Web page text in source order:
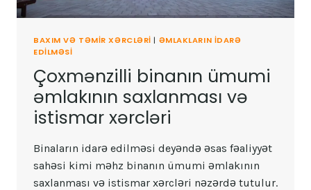
BAXIM VƏ TƏMIR XƏRCLƏRI | ƏMLAKLARIN IDARƏ
EDILMƏSI
Çoxmənzilli binanın ümumi
əmlakının saxlanması və
istismar xərcləri
Binaların idarə edilməsi deyəndə əsas fəaliyyət
sahəsi kimi məhz binanın ümumi əmlakının
saxlanması və istismar xərcləri nəzərdə tutulur.